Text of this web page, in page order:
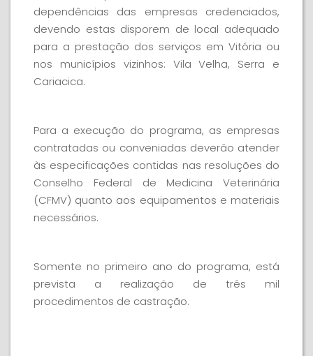
dependências das empresas credenciados,
devendo estas disporem de local adequado
para a prestação dos serviços em Vitória ou
nos municípios vizinhos: Vila Velha, Serra e
Cariacica.
Para a execução do programa, as empresas
contratadas ou conveniadas deverão atender
às especificações contidas nas resoluções do
Conselho Federal de Medicina Veterinária
(CFMV) quanto aos equipamentos e materiais
necessários.
Somente no primeiro ano do programa, está
prevista a realização de três mil
procedimentos de castração.